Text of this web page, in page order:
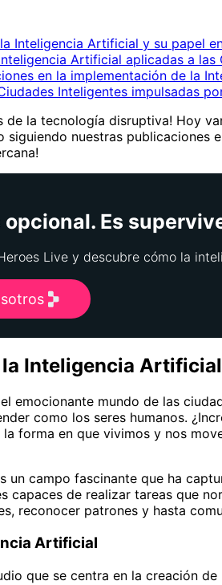
Inteligencia Artificial y su papel
Artificial aplicadas a las
en la implementación de la
Inteligentes impulsadas
de la tecnología disruptiva! Hoy
siguiendo nuestras
opcional. Es
Live y descubre cómo la
Inteligencia
emocionante mundo de las
como los seres humanos.
forma en que vivimos y nos
un campo fascinante que ha
capaces de realizar tareas que
reconocer patrones y hasta
Artificial
que se centra en la creación